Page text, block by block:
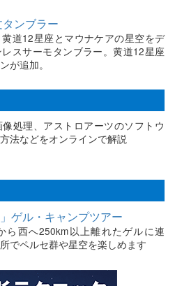
ンブラー
黄道12星座とマウナケアの星空をデ
スサーモタンブラー。黄道12星座
が追加。
処理、アストロアーツのソフトウ
法などをオンラインで解説
ゲル・キャンプツアー
ら西へ250km以上離れたゲルに連
でペルセ群や星空を楽しめます